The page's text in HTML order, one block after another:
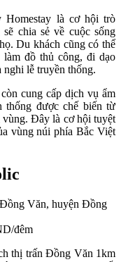
Homestay là cơ hội trò
chia sẻ về cuộc sống
Du khách cũng có thể
làm đồ thủ công, đi dạo
nghi lễ truyền thống.
cung cấp dịch vụ ẩm
thống được chế biến từ
vùng. Đây là cơ hội tuyệt
vùng núi phía Bắc Việt
Văn, huyện Đồng
đêm
thị trấn Đồng Văn 1km